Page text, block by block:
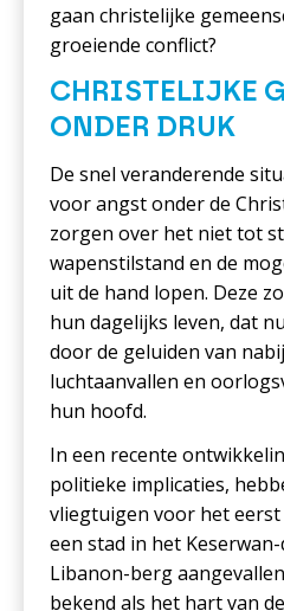
gaan christelijke
groeiende conflict?
CHRISTELIJKE
ONDER DRUK
De snel veranderende
voor angst onder de
zorgen over het niet tot
wapenstilstand en de
uit de hand lopen. Deze
hun dagelijks leven, dat
door de geluiden van
luchtaanvallen en
hun hoofd.
In een recente
politieke implicaties,
vliegtuigen voor het
een stad in het
Libanon-berg
bekend als het hart van